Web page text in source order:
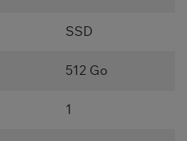
SSD
512 Go
1